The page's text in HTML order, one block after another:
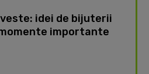
idei de bijuterii
importante